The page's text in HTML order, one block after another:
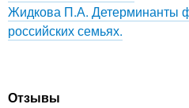
Жидкова П.А. Детерминанты
российских семьях.
Отзывы